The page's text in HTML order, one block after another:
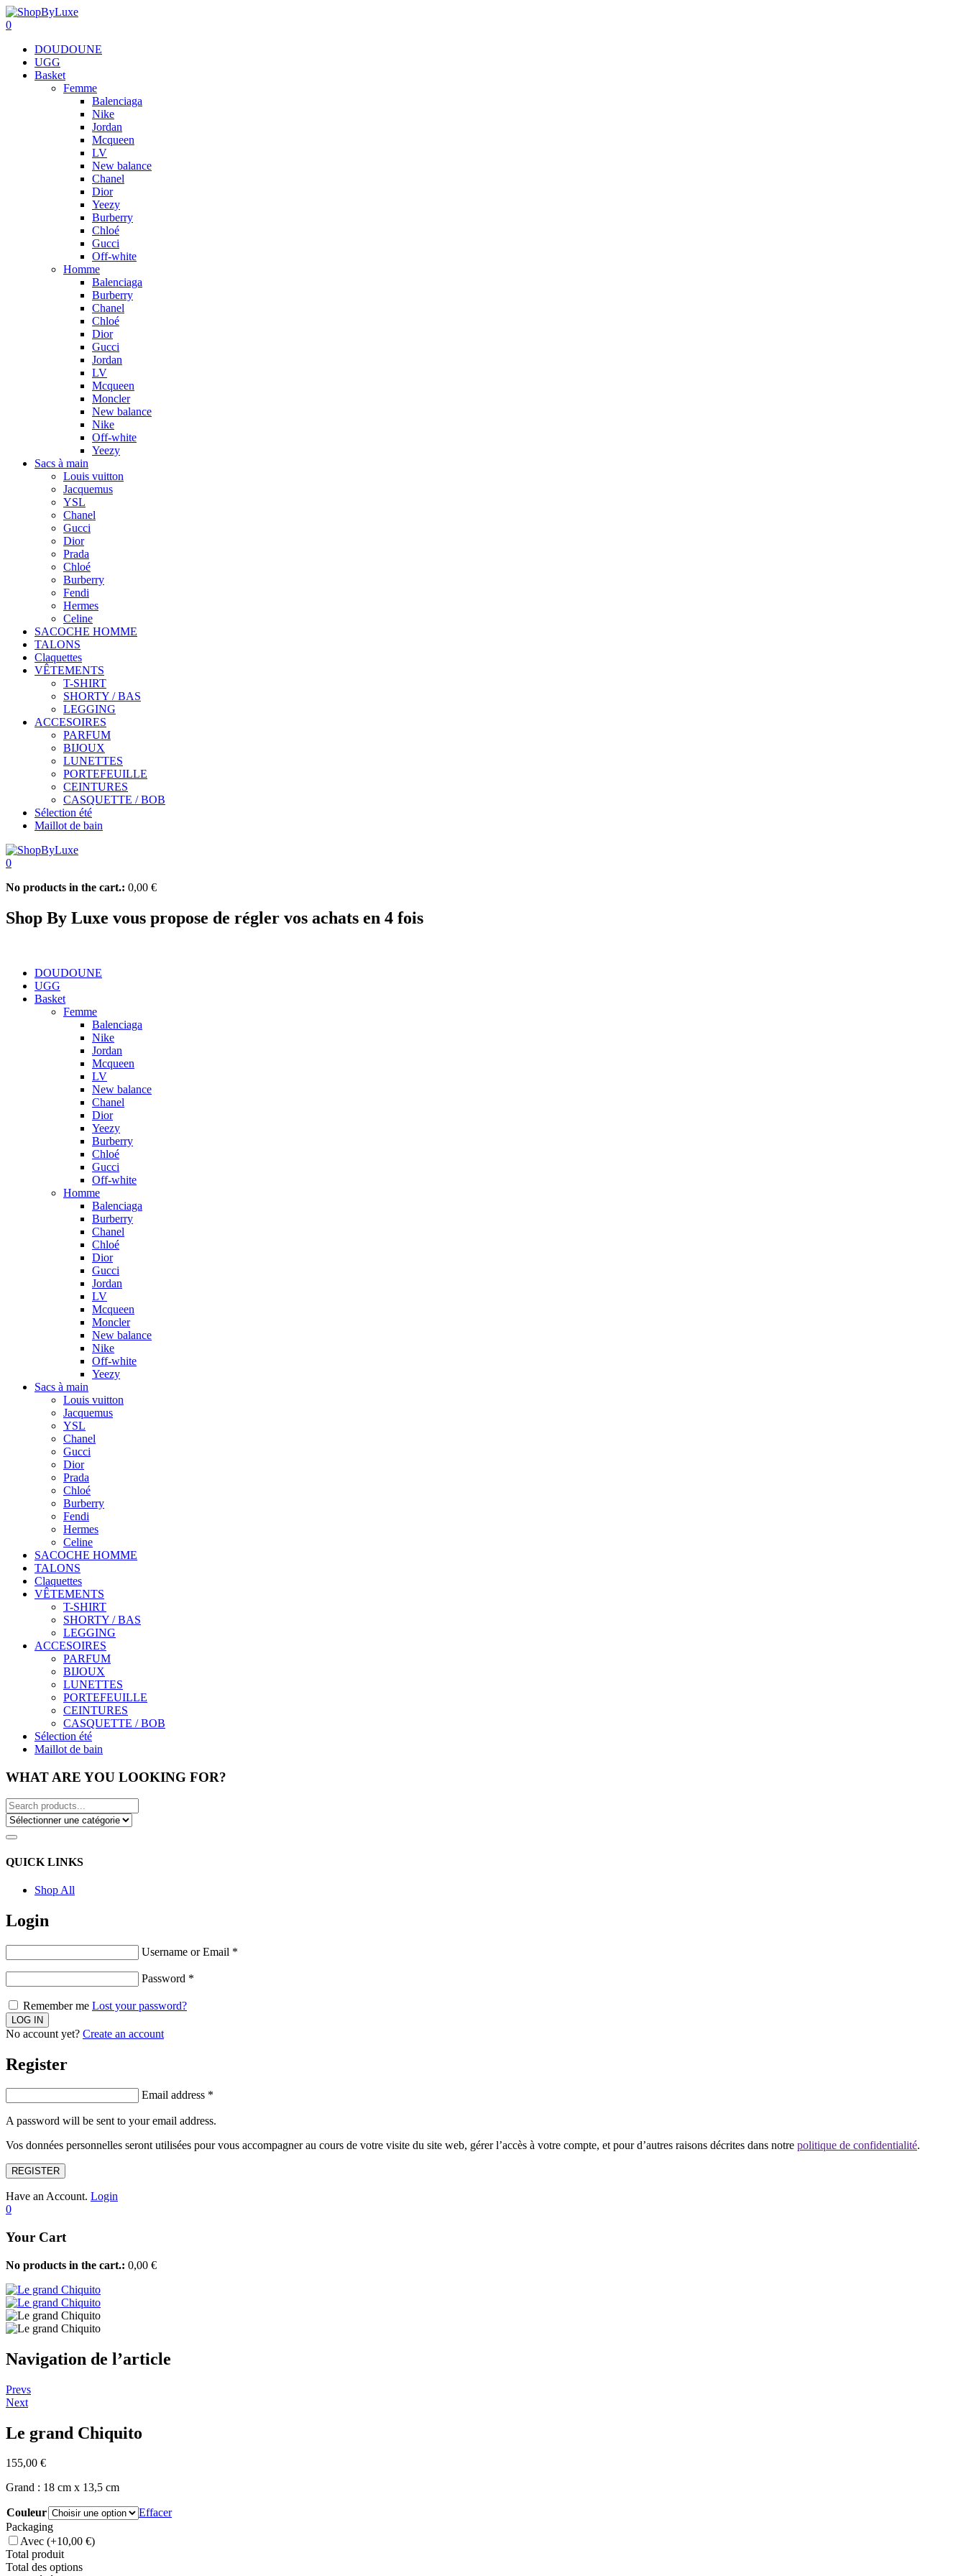
0
DOUDOUNE
UGG
Basket
Femme
Balenciaga
Nike
Jordan
Mcqueen
LV
New balance
Chanel
Dior
Yeezy
Burberry
Chloé
Gucci
Off-white
Homme
Balenciaga
Burberry
Chanel
Chloé
Dior
Gucci
Jordan
LV
Mcqueen
Moncler
New balance
Nike
Off-white
Yeezy
Sacs à main
Louis vuitton
Jacquemus
YSL
Chanel
Gucci
Dior
Prada
Chloé
Burberry
Fendi
Hermes
Celine
SACOCHE HOMME
TALONS
Claquettes
VÊTEMENTS
T-SHIRT
SHORTY / BAS
LEGGING
ACCESOIRES
PARFUM
BIJOUX
LUNETTES
PORTEFEUILLE
CEINTURES
CASQUETTE / BOB
Sélection été
Maillot de bain
0
No products in the cart.: 0,00 €
Shop By Luxe vous propose de régler vos achats en 4 fois
DOUDOUNE
UGG
Basket
Femme
Balenciaga
Nike
Jordan
Mcqueen
LV
New balance
Chanel
Dior
Yeezy
Burberry
Chloé
Gucci
Off-white
Homme
Balenciaga
Burberry
Chanel
Chloé
Dior
Gucci
Jordan
LV
Mcqueen
Moncler
New balance
Nike
Off-white
Yeezy
Sacs à main
Louis vuitton
Jacquemus
YSL
Chanel
Gucci
Dior
Prada
Chloé
Burberry
Fendi
Hermes
Celine
SACOCHE HOMME
TALONS
Claquettes
VÊTEMENTS
T-SHIRT
SHORTY / BAS
LEGGING
ACCESOIRES
PARFUM
BIJOUX
LUNETTES
PORTEFEUILLE
CEINTURES
CASQUETTE / BOB
Sélection été
Maillot de bain
WHAT ARE YOU LOOKING FOR?
QUICK LINKS
Shop All
Login
Username or Email *
Password *
Remember me Lost your password?
No account yet? Create an account
Register
Email address *
A password will be sent to your email address.
Vos données personnelles seront utilisées pour vous accompagner au cours de votre visite du site web, gérer l’accès à votre compte, et pour d’autres raisons décrites dans notre politique de confidentialité.
REGISTER
Have an Account. Login
0
Your Cart
No products in the cart.: 0,00 €
Navigation de l’article
Prevs
Next
Le grand Chiquito
155,00 €
Grand : 18 cm x 13,5 cm
Couleur
Effacer
Packaging
Avec (+10,00 €)
Total produit
Total des options